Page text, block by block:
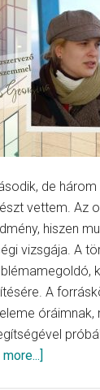
de
vettem. Az
hiszen
vizsgája. A
A
óráimnak,